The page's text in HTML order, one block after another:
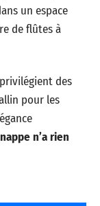
un espace
de flûtes à
des
pour les
n’a rien